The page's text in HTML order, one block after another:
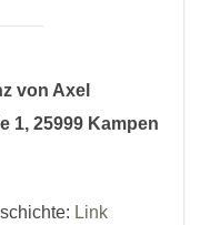
von Axel
1, 25999 Kampen
Link